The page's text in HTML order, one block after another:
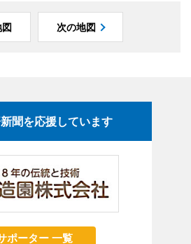
次の地図
聞を応援しています
ポーター 一覧